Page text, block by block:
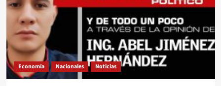
Economía Nacionales Noticias